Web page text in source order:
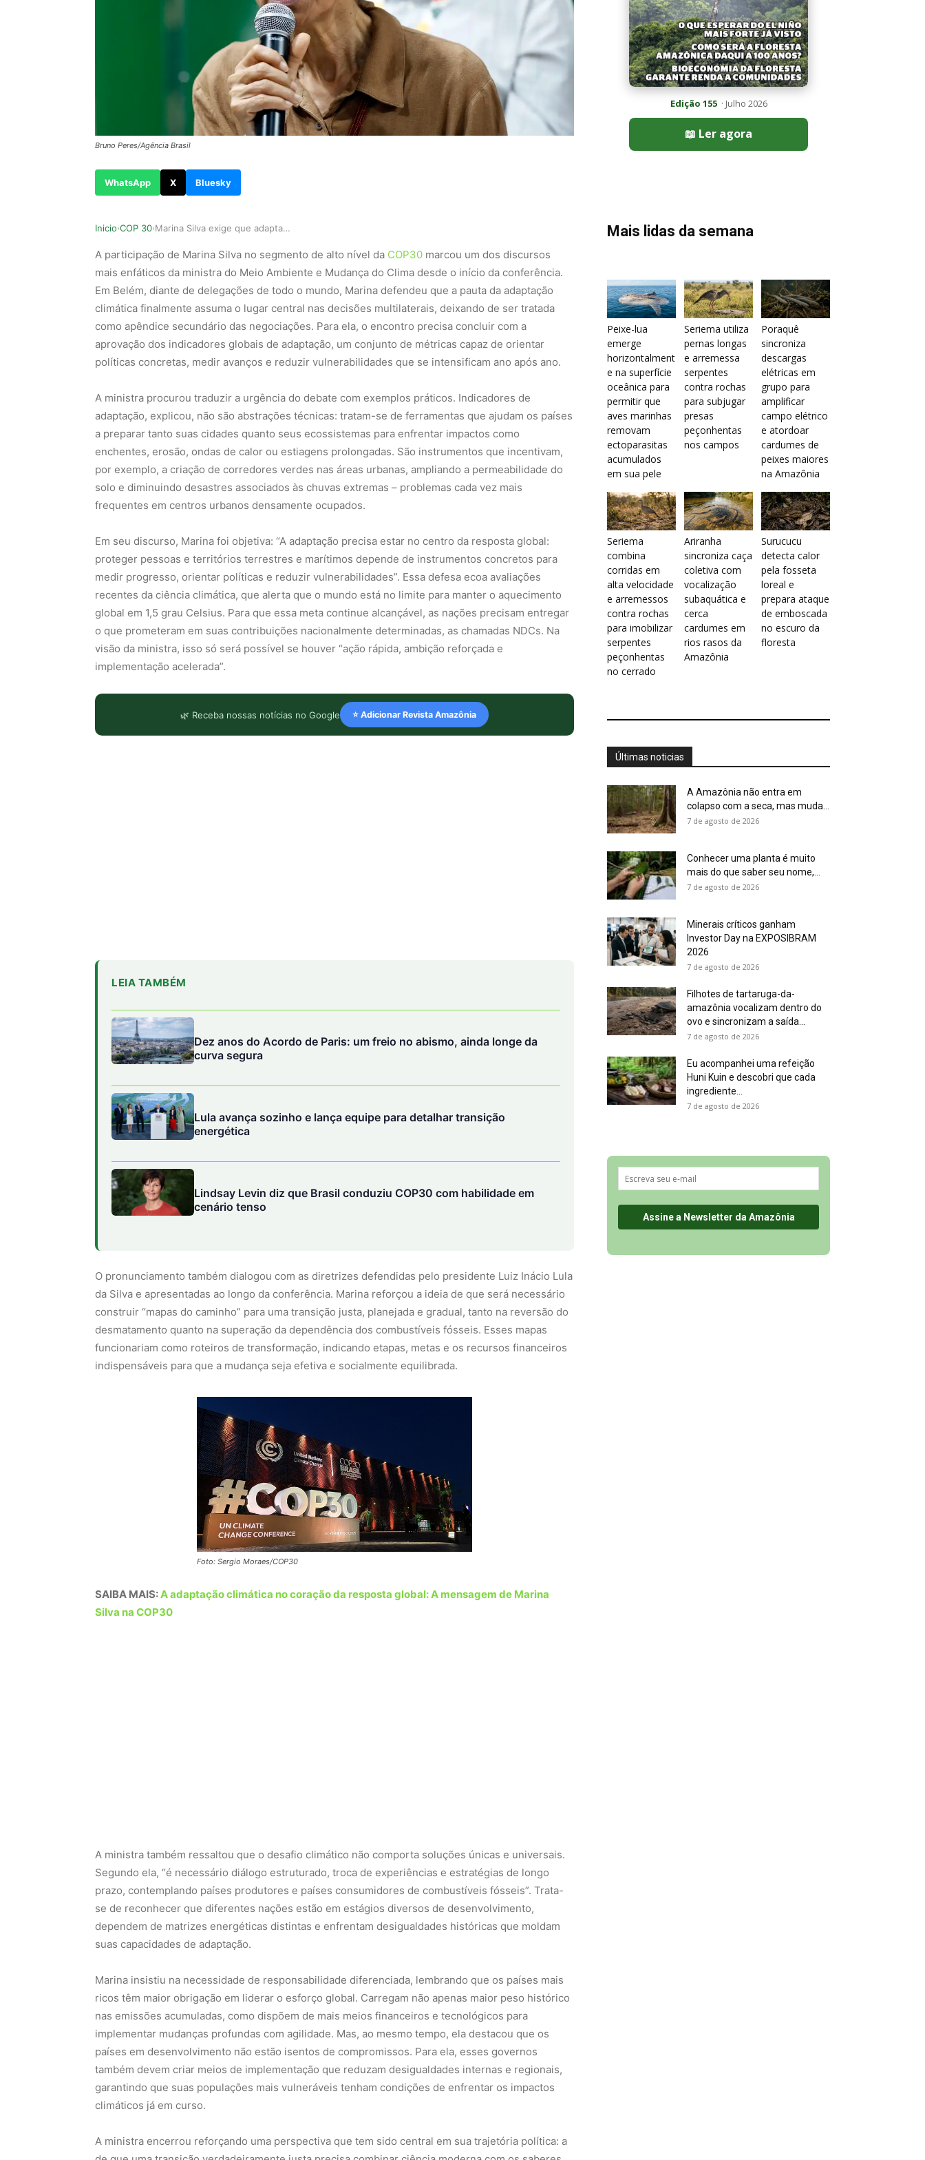
Bruno Peres/Agência Brasil
WhatsApp X Bluesky
Inicio›COP 30› Marina Silva exige que adaptação lidere a respo…
A participação de Marina Silva no segmento de alto nível da COP30 marcou um dos discursos
mais enfáticos da ministra do Meio Ambiente e Mudança do Clima desde o início da conferência.
Em Belém, diante de delegações de todo o mundo, Marina defendeu que a pauta da adaptação
climática finalmente assuma o lugar central nas decisões multilaterais, deixando de ser tratada
como apêndice secundário das negociações. Para ela, o encontro precisa concluir com a
aprovação dos indicadores globais de adaptação, um conjunto de métricas capaz de orientar
políticas concretas, medir avanços e reduzir vulnerabilidades que se intensificam ano após ano.
A ministra procurou traduzir a urgência do debate com exemplos práticos. Indicadores de
adaptação, explicou, não são abstrações técnicas: tratam-se de ferramentas que ajudam os países
a preparar tanto suas cidades quanto seus ecossistemas para enfrentar impactos como
enchentes, erosão, ondas de calor ou estiagens prolongadas. São instrumentos que incentivam,
por exemplo, a criação de corredores verdes nas áreas urbanas, ampliando a permeabilidade do
solo e diminuindo desastres associados às chuvas extremas – problemas cada vez mais
frequentes em centros urbanos densamente ocupados.
Em seu discurso, Marina foi objetiva: “A adaptação precisa estar no centro da resposta global:
proteger pessoas e territórios terrestres e marítimos depende de instrumentos concretos para
medir progresso, orientar políticas e reduzir vulnerabilidades”. Essa defesa ecoa avaliações
recentes da ciência climática, que alerta que o mundo está no limite para manter o aquecimento
global em 1,5 grau Celsius. Para que essa meta continue alcançável, as nações precisam entregar
o que prometeram em suas contribuições nacionalmente determinadas, as chamadas NDCs. Na
visão da ministra, isso só será possível se houver “ação rápida, ambição reforçada e
implementação acelerada”.
🌿 Receba nossas notícias no Google ⭐ Adicionar Revista Amazônia
LEIA TAMBÉM
Dez anos do Acordo de Paris: um freio no abismo, ainda longe da
curva segura
Lula avança sozinho e lança equipe para detalhar transição
energética
Lindsay Levin diz que Brasil conduziu COP30 com habilidade em
cenário tenso
O pronunciamento também dialogou com as diretrizes defendidas pelo presidente Luiz Inácio Lula
da Silva e apresentadas ao longo da conferência. Marina reforçou a ideia de que será necessário
construir “mapas do caminho” para uma transição justa, planejada e gradual, tanto na reversão do
desmatamento quanto na superação da dependência dos combustíveis fósseis. Esses mapas
funcionariam como roteiros de transformação, indicando etapas, metas e os recursos financeiros
indispensáveis para que a mudança seja efetiva e socialmente equilibrada.
Foto: Sergio Moraes/COP30
SAIBA MAIS:A adaptação climática no coração da resposta global: A mensagem de Marina
Silva na COP30
A ministra também ressaltou que o desafio climático não comporta soluções únicas e universais.
Segundo ela, “é necessário diálogo estruturado, troca de experiências e estratégias de longo
prazo, contemplando países produtores e países consumidores de combustíveis fósseis”. Trata-
se de reconhecer que diferentes nações estão em estágios diversos de desenvolvimento,
dependem de matrizes energéticas distintas e enfrentam desigualdades históricas que moldam
suas capacidades de adaptação.
Marina insistiu na necessidade de responsabilidade diferenciada, lembrando que os países mais
ricos têm maior obrigação em liderar o esforço global. Carregam não apenas maior peso histórico
nas emissões acumuladas, como dispõem de mais meios financeiros e tecnológicos para
implementar mudanças profundas com agilidade. Mas, ao mesmo tempo, ela destacou que os
países em desenvolvimento não estão isentos de compromissos. Para ela, esses governos
também devem criar meios de implementação que reduzam desigualdades internas e regionais,
garantindo que suas populações mais vulneráveis tenham condições de enfrentar os impactos
climáticos já em curso.
A ministra encerrou reforçando uma perspectiva que tem sido central em sua trajetória política: a
Edição 155· Julho 2026
📖 Ler agora
Mais lidas da semana
Peixe-lua
emerge
horizontalment
e na superfície
oceânica para
permitir que
aves marinhas
removam
ectoparasitas
acumulados
em sua pele
Seriema utiliza
pernas longas
e arremessa
serpentes
contra rochas
para subjugar
presas
peçonhentas
nos campos
Poraquê
sincroniza
descargas
elétricas em
grupo para
amplificar
campo elétrico
e atordoar
cardumes de
peixes maiores
na Amazônia
Seriema
combina
corridas em
alta velocidade
e arremessos
contra rochas
para imobilizar
serpentes
peçonhentas
no cerrado
Ariranha
sincroniza caça
coletiva com
vocalização
subaquática e
cerca
cardumes em
rios rasos da
Amazônia
Surucucu
detecta calor
pela fosseta
loreal e
prepara ataque
de emboscada
no escuro da
floresta
Últimas noticias
A Amazônia não entra em
colapso com a seca, mas muda...
7 de agosto de 2026
Conhecer uma planta é muito
mais do que saber seu nome,...
7 de agosto de 2026
Minerais críticos ganham
Investor Day na EXPOSIBRAM
2026
7 de agosto de 2026
Filhotes de tartaruga-da-
amazônia vocalizam dentro do
ovo e sincronizam a saída...
7 de agosto de 2026
Eu acompanhei uma refeição
Huni Kuin e descobri que cada
ingrediente...
7 de agosto de 2026